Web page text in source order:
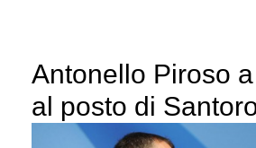
Antonello Piroso
al posto di